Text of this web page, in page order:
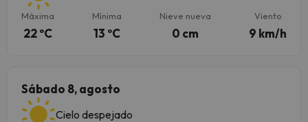
Máxima
22 ºC
Mínima
13 ºC
Nieve nueva
0 cm
Viento
9 km/h
Sábado 8, agosto
Cielo despejado